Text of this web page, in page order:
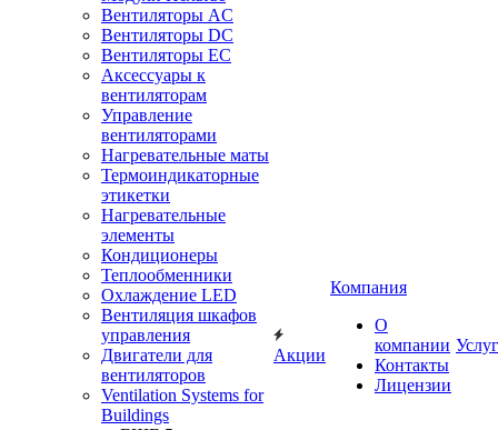
Вентиляторы AC
Вентиляторы DC
Вентиляторы EC
Аксессуары к
вентиляторам
Управление
вентиляторами
Нагревательные маты
Термоиндикаторные
этикетки
Нагревательные
элементы
Кондиционеры
Теплообменники
Охлаждение LED
Вентиляция шкафов
управления
Двигатели для
вентиляторов
Ventilation Systems for
Buildings
Акции
Компания
О
компании
Контакты
Лицензии